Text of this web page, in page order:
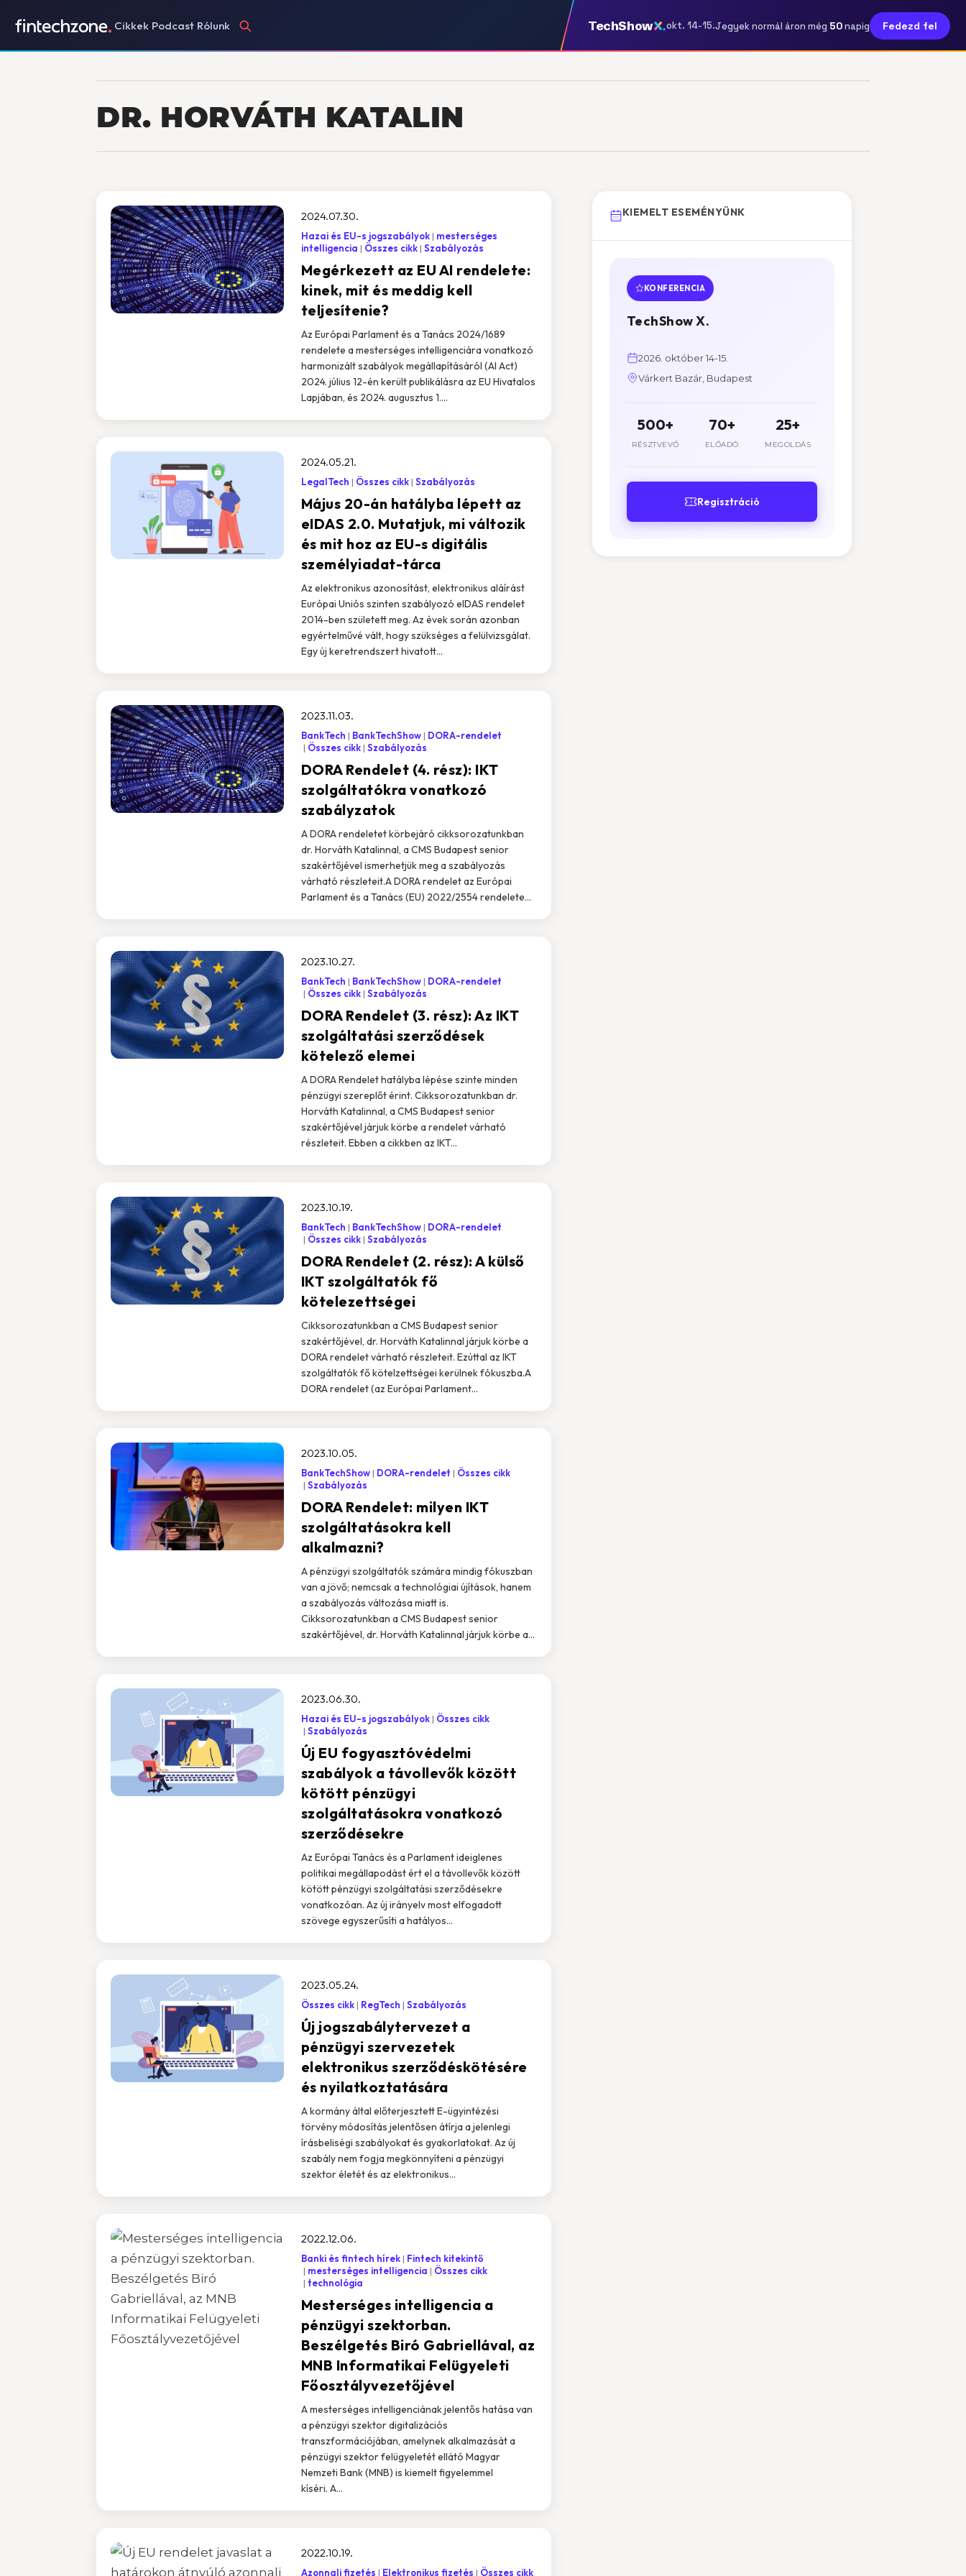
Cikkek Podcast Rólunk TechShow okt. 14-15.Jegyek normál áron még 50napig Fedezd fel
DR. HORVÁTH KATALIN
Megérkezett az EU AI rendelete:
kinek, mit és meddig kell
teljesítenie?
2024.07.30.
Hazai és EU-s jogszabályok
mesterséges
intelligencia
Összes cikk Szabályozás
Az Európai Parlament és a Tanács 2024/1689
rendelete a mesterséges intelligenciára vonatkozó
harmonizált szabályok megállapításáról (AI Act)
2024. július 12-én került publikálásra az EU Hivatalos
Lapjában, és 2024. augusztus 1....
Május 20-án hatályba lépett az
eIDAS 2.0. Mutatjuk, mi változik
és mit hoz az EU-s digitális
személyiadat-tárca
2024.05.21.
LegalTech Összes cikk Szabályozás
Az elektronikus azonosítást, elektronikus aláírást
Európai Uniós szinten szabályozó eIDAS rendelet
2014-ben született meg. Az évek során azonban
egyértelművé vált, hogy szükséges a felülvizsgálat.
Egy új keretrendszert hivatott...
DORA Rendelet (4. rész): IKT
szolgáltatókra vonatkozó
szabályzatok
2023.11.03.
BankTech BankTechShow
DORA-rendelet
Összes cikk Szabályozás
A DORA rendeletet körbejáró cikksorozatunkban
dr. Horváth Katalinnal, a CMS Budapest senior
szakértőjével ismerhetjük meg a szabályozás
várható részleteit.A DORA rendelet az Európai
Parlament és a Tanács (EU) 2022/2554 rendelete...
DORA Rendelet (3. rész): Az IKT
szolgáltatási szerződések
kötelező elemei
2023.10.27.
BankTech BankTechShow
DORA-rendelet
Összes cikk Szabályozás
A DORA Rendelet hatályba lépése szinte minden
pénzügyi szereplőt érint. Cikksorozatunkban dr.
Horváth Katalinnal, a CMS Budapest senior
szakértőjével járjuk körbe a rendelet várható
részleteit. Ebben a cikkben az IKT...
DORA Rendelet (2. rész): A külső
IKT szolgáltatók fő
kötelezettségei
2023.10.19.
BankTech BankTechShow
DORA-rendelet
Összes cikk Szabályozás
Cikksorozatunkban a CMS Budapest senior
szakértőjével, dr. Horváth Katalinnal járjuk körbe a
DORA rendelet várható részleteit. Ezúttal az IKT
szolgáltatók fő kötelzettségei kerülnek fókuszba.A
DORA rendelet (az Európai Parlament...
DORA Rendelet: milyen IKT
szolgáltatásokra kell
alkalmazni?
2023.10.05.
BankTechShow DORA-rendelet
Összes cikk
Szabályozás
A pénzügyi szolgáltatók számára mindig fókuszban
van a jövő; nemcsak a technológiai újítások, hanem
a szabályozás változása miatt is.
Cikksorozatunkban a CMS Budapest senior
szakértőjével, dr. Horváth Katalinnal járjuk körbe a...
Új EU fogyasztóvédelmi
szabályok a távollevők között
kötött pénzügyi
szolgáltatásokra vonatkozó
szerződésekre
2023.06.30.
Hazai és EU-s jogszabályok
Összes cikk
Szabályozás
Az Európai Tanács és a Parlament ideiglenes
politikai megállapodást ért el a távollevők között
kötött pénzügyi szolgáltatási szerződésekre
vonatkozóan. Az új irányelv most elfogadott
szövege egyszerűsíti a hatályos...
Új jogszabálytervezet a
pénzügyi szervezetek
elektronikus szerződéskötésére
és nyilatkoztatására
2023.05.24.
Összes cikk RegTech Szabályozás
A kormány által előterjesztett E-ügyintézési
törvény módosítás jelentősen átírja a jelenlegi
írásbeliségi szabályokat és gyakorlatokat. Az új
szabály nem fogja megkönnyíteni a pénzügyi
szektor életét és az elektronikus...
Mesterséges intelligencia a
pénzügyi szektorban.
Beszélgetés Biró Gabriellával, az
MNB Informatikai Felügyeleti
Főosztályvezetőjével
2022.12.06.
Banki és fintech hírek
Fintech kitekintő
mesterséges intelligencia
Összes cikk
technológia
A mesterséges intelligenciának jelentős hatása van
a pénzügyi szektor digitalizációs
transzformációjában, amelynek alkalmazását a
pénzügyi szektor felügyeletét ellátó Magyar
Nemzeti Bank (MNB) is kiemelt figyelemmel
kíséri. A...
2022.10.19.
Azonnali fizetés Elektronikus fizetés Összes cikk
KIEMELT ESEMÉNYÜNK
KONFERENCIA
TechShow X.
2026. október 14-15.
Várkert Bazár, Budapest
500+
RÉSZTVEVŐ
70+
ELŐADÓ
25+
MEGOLDÁS
Regisztráció